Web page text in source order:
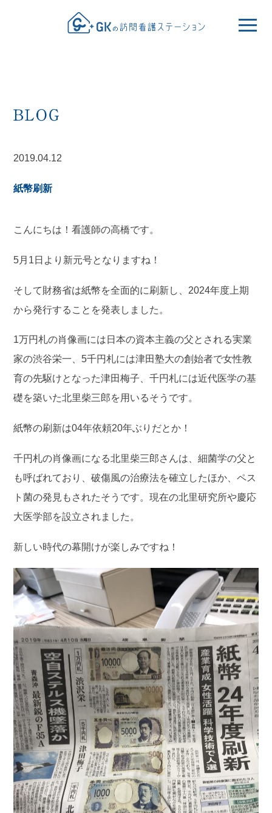
2019.04.12
紙幣刷新
こんにちは！看護師の高橋です。
5月1日より新元号となりますね！
そして財務省は紙幣を全面的に刷新し、2024年度上期
から発行することを発表しました。
1万円札の肖像画には日本の資本主義の父とされる実業
家の渋谷栄一、5千円札には津田塾大の創始者で女性教
育の先駆けとなった津田梅子、千円札には近代医学の基
礎を築いた北里柴三郎を用いるそうです。
紙幣の刷新は04年依頼20年ぶりだとか！
千円札の肖像画になる北里柴三郎さんは、細菌学の父と
も呼ばれており、破傷風の治療法を確立したほか、ペス
ト菌の発見もされたそうです。現在の北里研究所や慶応
大医学部を設立されました。
新しい時代の幕開けが楽しみですね！